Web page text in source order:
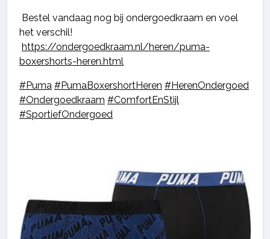
Bestel vandaag nog bij ondergoedkraam en voel
het verschil!
https://ondergoedkraam.nl/heren/puma-
boxershorts-heren.html
#Puma #PumaBoxershortHeren #HerenOndergoed
#Ondergoedkraam #ComfortEnStijl
#SportiefOndergoed